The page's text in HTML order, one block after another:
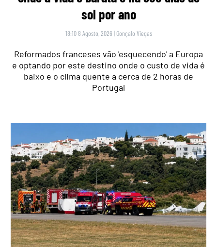
sol por ano
18:10 8 Agosto, 2026 | Gonçalo Viegas
Reformados franceses vão 'esquecendo' a Europa
e optando por este destino onde o custo de vida é
baixo e o clima quente a cerca de 2 horas de
Portugal